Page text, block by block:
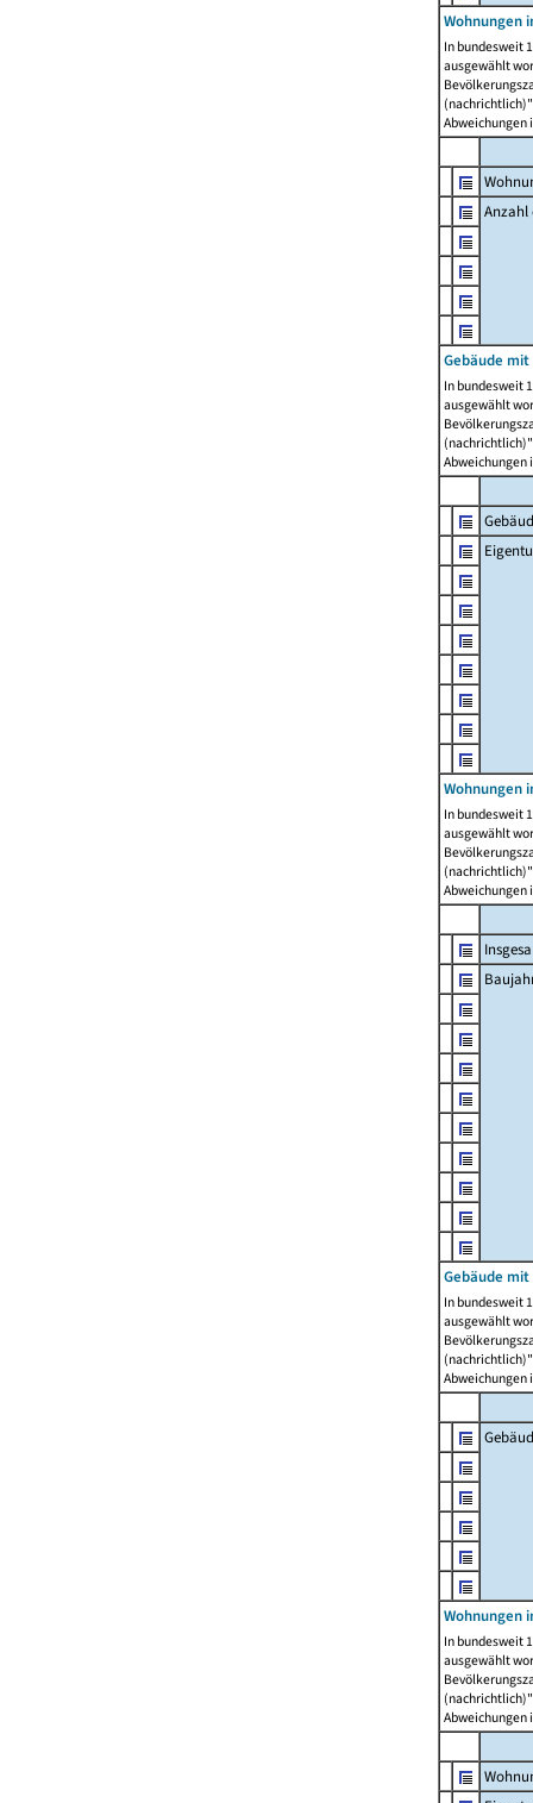
Wohnungen
In bundesweit
ausgewählt
Abweichungen
Anzahl
Gebäude
In bundesweit
ausgewählt
Abweichungen
Wohnungen
In bundesweit
ausgewählt
Abweichungen
Gebäude mit
In bundesweit
ausgewählt
Abweichungen
Wohnungen
In bundesweit
ausgewählt
Abweichungen